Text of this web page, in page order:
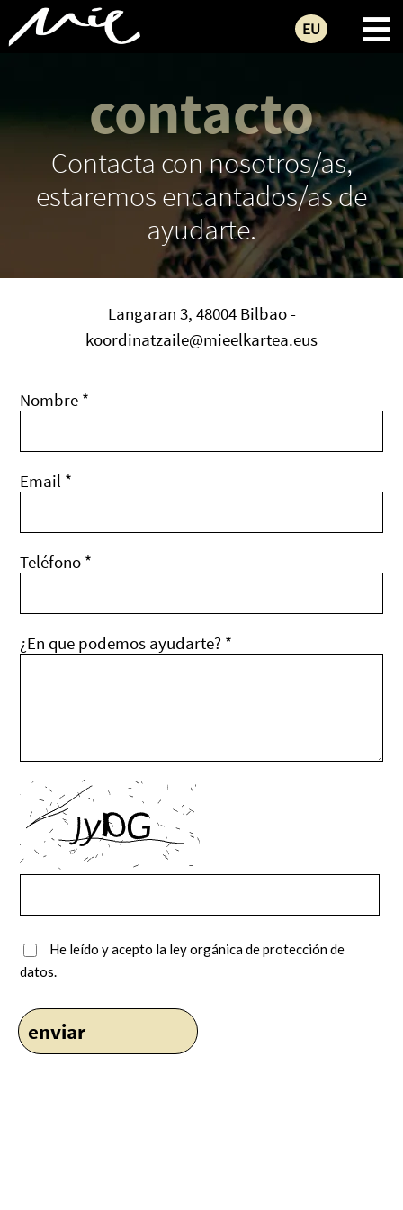
contacto
Contacta con nosotros/as,
estaremos encantados/as de
ayudarte.
Langaran 3, 48004 Bilbao -
koordinatzaile@mieelkartea.eus
Nombre *
Email *
Teléfono *
¿En que podemos ayudarte? *
He leído y acepto la ley orgánica de protección de
datos.
EU